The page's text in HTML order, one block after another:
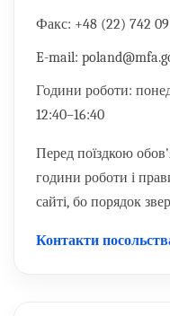
Факс: +48 (22) 742
E-mail:
Години роботи:
12:40–16:40
Перед поїздкою
години роботи і
сайті, бо порядок
Контакти